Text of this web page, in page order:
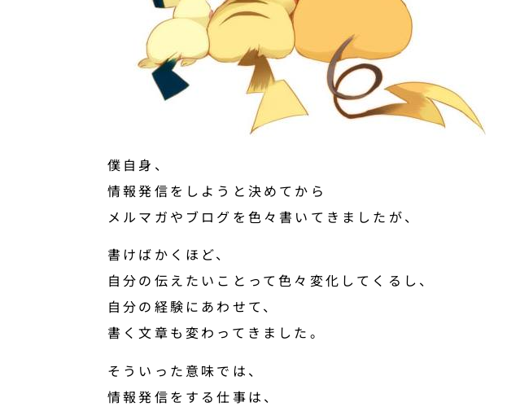
僕自身、
情報発信をしようと決めてから
メルマガやブログを色々書いてきましたが、
書けばかくほど、
自分の伝えたいことって色々変化してくるし、
自分の経験にあわせて、
書く文章も変わってきました。
そういった意味では、
情報発信をする仕事は、